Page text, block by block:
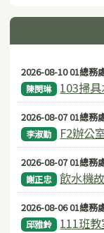
2026-08-10 01總務
陳閔琳 103掃
2026-08-07 01總務
李淑勤 F2辦公
2026-08-07 01總務
謝正忠 飲水機
2026-08-06 01總務
邱雅鈴 111班